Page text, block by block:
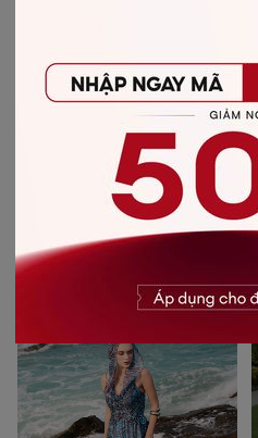
in/thêu
CHẤT LIỆU SẢN PHẨM
vải Recycle
CÓ THỂ BẠN SẼ